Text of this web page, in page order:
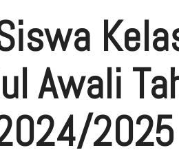
Awali
2025